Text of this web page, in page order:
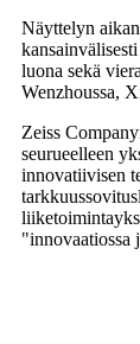
Näyttelyn
luona sekä
Wenzhoussa,
Zeiss
seurueelleen
innovatiivisen
"innovaatiossa